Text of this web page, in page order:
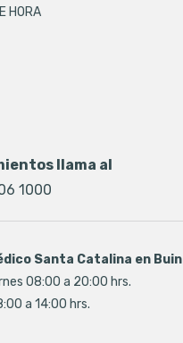
HORA
llama al
1000
Santa Catalina en Buin
08:00 a 20:00 hrs.
a 14:00 hrs.